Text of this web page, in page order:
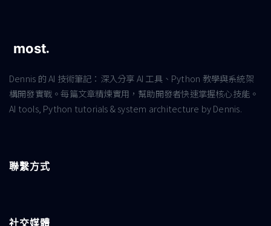
Dennis 的 AI 技術筆記：深入分享 AI 工具、Python 教學與系統架
構開發實戰。每篇文章精煉實用，幫助開發者快速掌握核心技能。
AI tools, Python tutorials & system architecture by Dennis.
聯繫方式
社交媒體